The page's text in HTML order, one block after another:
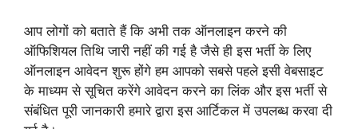
आप लोगों को बताते हैं कि अभी तक ऑनलाइन करने की
ऑफिशियल तिथि जारी नहीं की गई है जैसे ही इस भर्ती के लिए
ऑनलाइन आवेदन शुरू होंगे हम आपको सबसे पहले इसी वेबसाइट
के माध्यम से सूचित करेंगे आवेदन करने का लिंक और इस भर्ती से
संबंधित पूरी जानकारी हमारे द्वारा इस आर्टिकल में उपलब्ध करवा दी